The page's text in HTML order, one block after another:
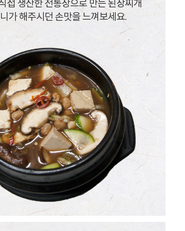
접 생산한 전통장으로 만든 된장찌개
가 해주시던 손맛을 느껴보세요.